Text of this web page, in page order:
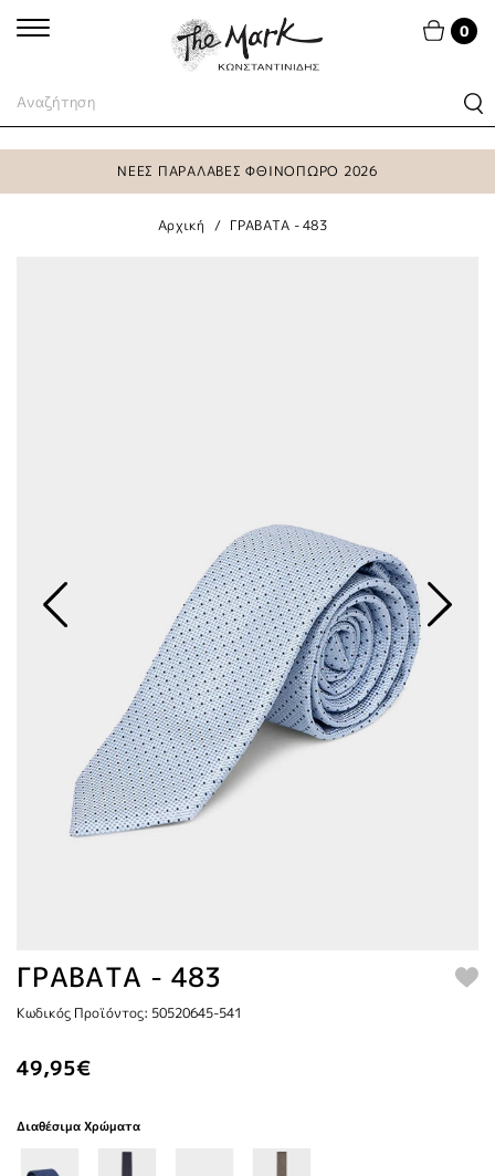
0
ΝΕΕΣ ΠΑΡΑΛΑΒΕΣ ΦΘΙΝΟΠΩΡΟ 2026
Αρχική ΓΡΑΒΑΤΑ - 483
ΓΡΑΒΑΤΑ - 483
Κωδικός Προϊόντος: 50520645-541
49,95€
Διαθέσιμα Χρώματα